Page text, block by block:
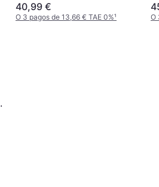
40,99 €
O 3 pagos de 13,66 € TAE 0%¹ O
.